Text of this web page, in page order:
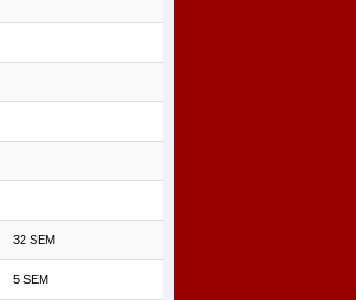
32 SEM
5 SEM